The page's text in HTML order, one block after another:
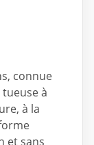
connue
à
à la
et sans